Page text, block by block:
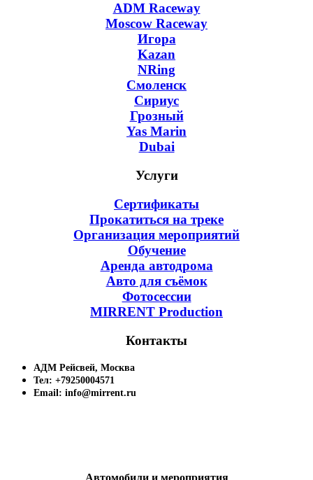
ADM Raceway
Moscow Raceway
Игора
Kazan
NRing
Смоленск
Сириус
Грозный
Yas Marin
Dubai
Услуги
Сертификаты
Прокатиться на треке
Организация мероприятий
Обучение
Аренда автодрома
Авто для съёмок
Фотосессии
MIRRENT Production
Контакты
АДМ Рейсвей, Москва
Тел: +79250004571
Email: info@mirrent.ru